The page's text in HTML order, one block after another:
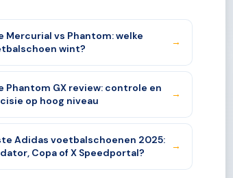
Mercurial vs Phantom: welke
wint?
→
Phantom GX review: controle en
op hoog niveau
→
Adidas voetbalschoenen 2025:
Copa of X Speedportal?
→